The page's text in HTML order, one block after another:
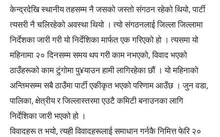
केन्द्रदेखि स्थानीय तहसम्म नै जसको जस्तो संगठन रहेको थियो, पार्टी
त्यसरी नै चलिरहेको अवस्था थियो । त्यो संगठनलाई जिल्ला जिल्लामा
निर्देशका जारी गरी यो निर्देशिका मार्फत एक गरिएको हो । त्यसमा यो
महिनामा २० दिनसम्म समय थप गरी काम नभएको, विवाद भएको
ठाउँहरूको काम टुंगोमा पु¥याउन हामी लागिरहेका छौं । यो महिनाको
अन्तिमसम्म सबै ठाउँमा पार्टी एकीकृत भएको परिणाम आउँछ । जुन वडा,
पालिका, क्षेत्रीय र जिल्लास्तरमा एउटै कमिटी बनाउनका लागि
निर्देशिका जारी भएको हो ।
विवादहरू त भयो, त्यही विवादहरूलाई समाधान गर्नकै निमित्त फेरि २०